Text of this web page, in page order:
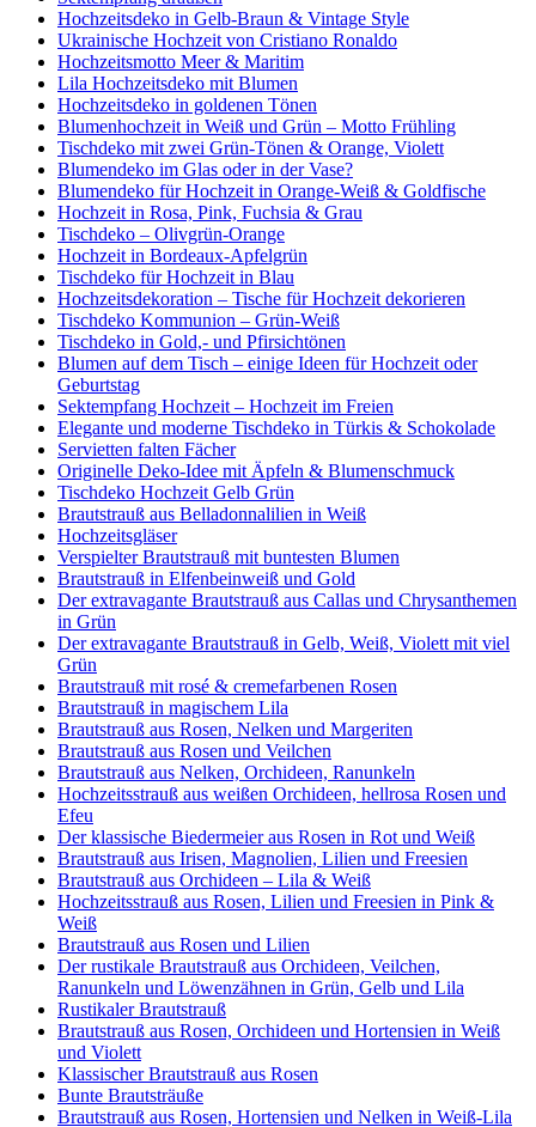
Hochzeitsdeko in Gelb-Braun & Vintage Style
Ukrainische Hochzeit von Cristiano Ronaldo
Hochzeitsmotto Meer & Maritim
Lila Hochzeitsdeko mit Blumen
Hochzeitsdeko in goldenen Tönen
Blumenhochzeit in Weiß und Grün – Motto Frühling
Tischdeko mit zwei Grün-Tönen & Orange, Violett
Blumendeko im Glas oder in der Vase?
Blumendeko für Hochzeit in Orange-Weiß & Goldfische
Hochzeit in Rosa, Pink, Fuchsia & Grau
Tischdeko – Olivgrün-Orange
Hochzeit in Bordeaux-Apfelgrün
Tischdeko für Hochzeit in Blau
Hochzeitsdekoration – Tische für Hochzeit dekorieren
Tischdeko Kommunion – Grün-Weiß
Tischdeko in Gold,- und Pfirsichtönen
Blumen auf dem Tisch – einige Ideen für Hochzeit oder
Geburtstag
Sektempfang Hochzeit – Hochzeit im Freien
Elegante und moderne Tischdeko in Türkis & Schokolade
Servietten falten Fächer
Originelle Deko-Idee mit Äpfeln & Blumenschmuck
Tischdeko Hochzeit Gelb Grün
Brautstrauß aus Belladonnalilien in Weiß
Hochzeitsgläser
Verspielter Brautstrauß mit buntesten Blumen
Brautstrauß in Elfenbeinweiß und Gold
Der extravagante Brautstrauß aus Callas und Chrysanthemen
in Grün
Der extravagante Brautstrauß in Gelb, Weiß, Violett mit viel
Grün
Brautstrauß mit rosé & cremefarbenen Rosen
Brautstrauß in magischem Lila
Brautstrauß aus Rosen, Nelken und Margeriten
Brautstrauß aus Rosen und Veilchen
Brautstrauß aus Nelken, Orchideen, Ranunkeln
Hochzeitsstrauß aus weißen Orchideen, hellrosa Rosen und
Efeu
Der klassische Biedermeier aus Rosen in Rot und Weiß
Brautstrauß aus Irisen, Magnolien, Lilien und Freesien
Brautstrauß aus Orchideen – Lila & Weiß
Hochzeitsstrauß aus Rosen, Lilien und Freesien in Pink &
Weiß
Brautstrauß aus Rosen und Lilien
Der rustikale Brautstrauß aus Orchideen, Veilchen,
Ranunkeln und Löwenzähnen in Grün, Gelb und Lila
Rustikaler Brautstrauß
Brautstrauß aus Rosen, Orchideen und Hortensien in Weiß
und Violett
Klassischer Brautstrauß aus Rosen
Bunte Brautsträuße
Brautstrauß aus Rosen, Hortensien und Nelken in Weiß-Lila